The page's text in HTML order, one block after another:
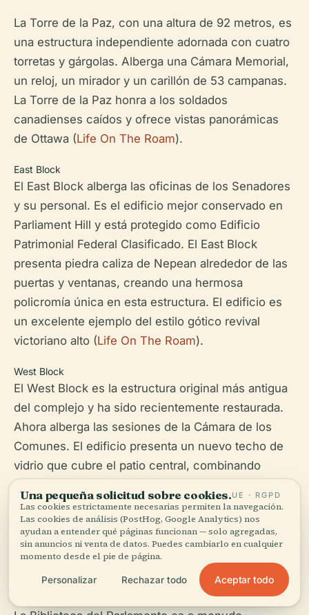
La Torre de la Paz, con una altura de 92 metros, es
una estructura independiente adornada con cuatro
torretas y gárgolas. Alberga una Cámara Memorial,
un reloj, un mirador y un carillón de 53 campanas.
La Torre de la Paz honra a los soldados
canadienses caídos y ofrece vistas panorámicas
de Ottawa (Life On The Roam).
East Block
El East Block alberga las oficinas de los Senadores
y su personal. Es el edificio mejor conservado en
Parliament Hill y está protegido como Edificio
Patrimonial Federal Clasificado. El East Block
presenta piedra caliza de Nepean alrededor de las
puertas y ventanas, creando una hermosa
policromía única en esta estructura. El edificio es
un excelente ejemplo del estilo gótico revival
victoriano alto (Life On The Roam).
West Block
El West Block es la estructura original más antigua
del complejo y ha sido recientemente restaurada.
Ahora alberga las sesiones de la Cámara de los
Comunes. El edificio presenta un nuevo techo de
vidrio que cubre el patio central, combinando
diseño moderno con arquitectura histórica (
The Roam).
La Biblioteca del
Parlamento
Una pequeña solicitud sobre cookies.UE · RGPD
Las cookies estrictamente necesarias permiten la navegación.
Las cookies de análisis (PostHog, Google Analytics) nos
ayudan a entender qué páginas funcionan — solo agregadas,
sin anuncios ni venta de datos. Puedes cambiarlo en cualquier
momento desde el pie de página.
Personalizar Rechazar todo Aceptar todo